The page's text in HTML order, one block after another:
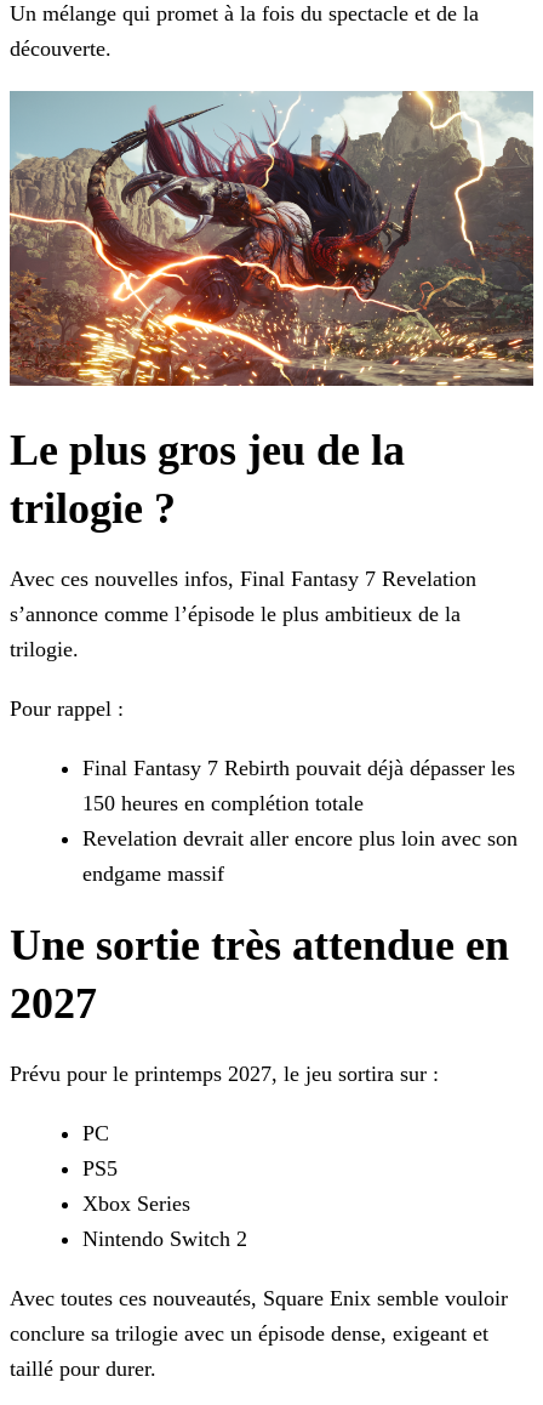
Un mélange qui promet à la fois du spectacle et de la
découverte.
Le plus gros jeu de la
trilogie ?
Avec ces nouvelles infos, Final Fantasy 7 Revelation
s’annonce comme l’épisode le plus ambitieux de la
trilogie.
Pour rappel :
Final Fantasy 7 Rebirth pouvait déjà dépasser les
150 heures en complétion totale
Revelation devrait aller encore plus loin avec son
endgame massif
Une sortie très attendue en
2027
Prévu pour le printemps 2027, le jeu sortira sur :
PC
PS5
Xbox Series
Nintendo Switch 2
Avec toutes ces nouveautés, Square Enix semble vouloir
conclure sa trilogie avec un épisode dense, exigeant et
taillé pour durer.